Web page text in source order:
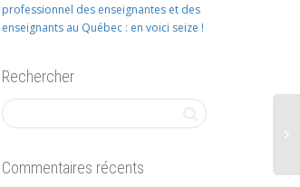
professionnel des enseignantes et des
enseignants au Québec : en voici seize !
Rechercher
Commentaires récents